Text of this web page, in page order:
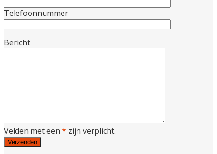
Telefoonnummer
Bericht
Velden met een * zijn verplicht.